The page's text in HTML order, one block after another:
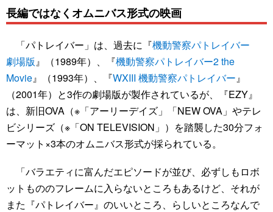
長編ではなくオムニバス形式の映画
「パトレイバー」は、過去に『機動警察パトレイバー
劇場版 』（1989年）、『機動警察パトレイバー2 the
Movie』（1993年）、『WXIII 機動警察パトレイバー 』
（2001年）と3作の劇場版が製作されているが、『EZY』
は、新旧OVA（※「アーリーデイズ」「NEW OVA」やテレ
ビシリーズ（※「ON TELEVISION」）を踏襲した30分フォ
ーマット×3本のオムニバス形式が採られている。
「バラエティに富んだエピソードが並び、必ずしもロボ
ットもののフレームに入らないところもあるけど、それが
また『パトレイバー』のいいところ、らしいところなんで